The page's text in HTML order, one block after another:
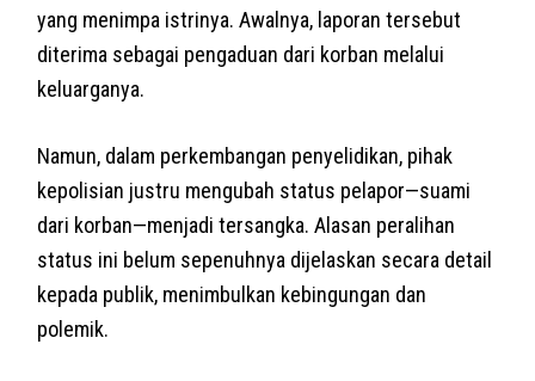
yang menimpa istrinya. Awalnya, laporan tersebut
diterima sebagai pengaduan dari korban melalui
keluarganya.
Namun, dalam perkembangan penyelidikan, pihak
kepolisian justru mengubah status pelapor—suami
dari korban—menjadi tersangka. Alasan peralihan
status ini belum sepenuhnya dijelaskan secara detail
kepada publik, menimbulkan kebingungan dan
polemik.